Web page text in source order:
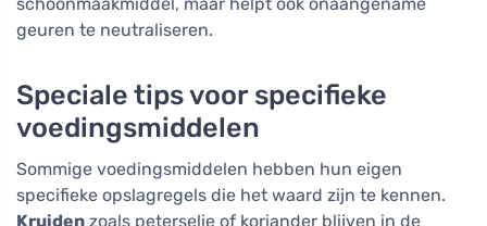
schoonmaakmiddel, maar helpt ook onaangename
geuren te neutraliseren.
Speciale tips voor specifieke
voedingsmiddelen
Sommige voedingsmiddelen hebben hun eigen
specifieke opslagregels die het waard zijn te kennen.
Kruiden zoals peterselie of koriander blijven in de